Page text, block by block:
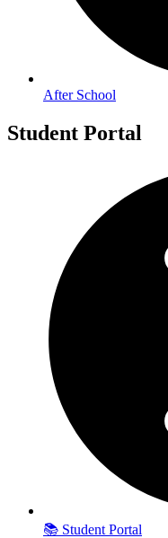
After School
Student Portal
📚 Student Portal